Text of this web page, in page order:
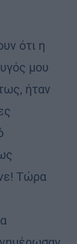
ότι η
μου
ήταν
Τώρα